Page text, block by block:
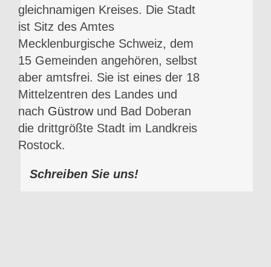
gleichnamigen Kreises. Die Stadt
ist Sitz des Amtes
Mecklenburgische Schweiz, dem
15 Gemeinden angehören, selbst
aber amtsfrei. Sie ist eines der 18
Mittelzentren des Landes und
nach Güstrowund Bad Doberan
die drittgrößte Stadt im Landkreis
Rostock.
Schreiben Sie uns!